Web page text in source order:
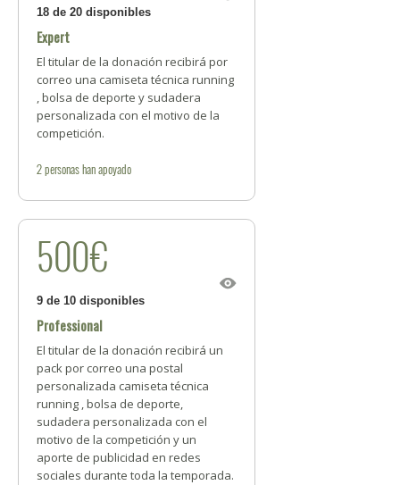
18 de 20 disponibles
Expert
El titular de la donación recibirá por
correo una camiseta técnica running
, bolsa de deporte y sudadera
personalizada con el motivo de la
competición.
2personashan apoyado
500€
9 de 10 disponibles
Professional
El titular de la donación recibirá un
pack por correo una postal
personalizada camiseta técnica
running , bolsa de deporte,
sudadera personalizada con el
motivo de la competición y un
aporte de publicidad en redes
sociales durante toda la temporada.